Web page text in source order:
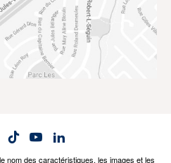
nom des caractéristiques, les images et les